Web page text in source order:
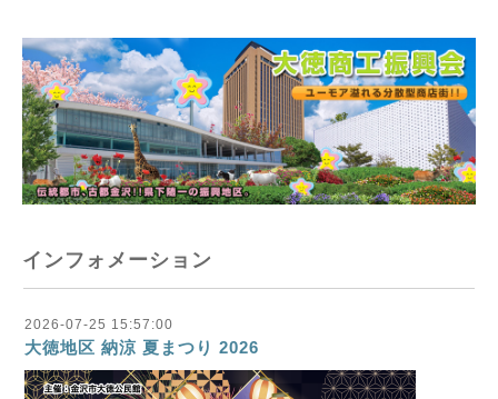
インフォメーション
2026-07-25 15:57:00
大徳地区 納涼 夏まつり 2026